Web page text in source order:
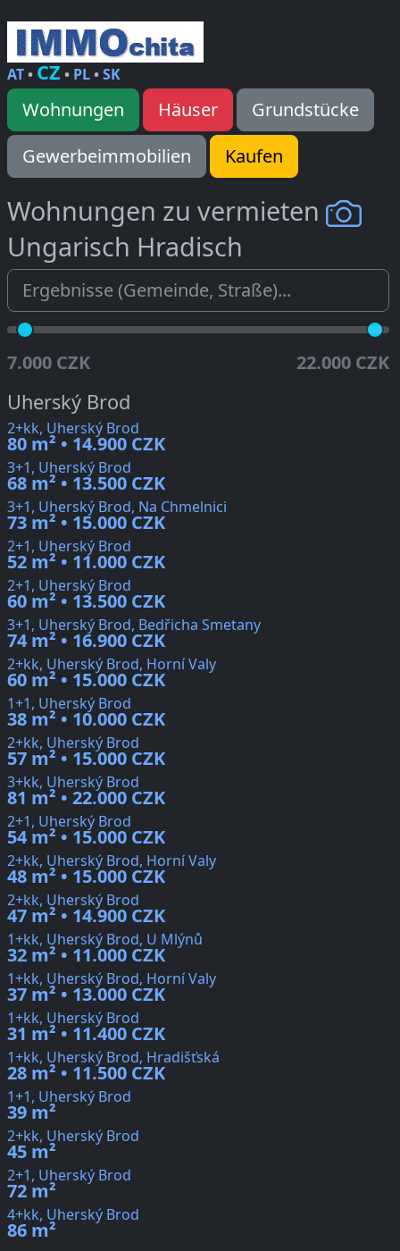
AT• CZ • PL•SK
Wohnungen Häuser
Grundstücke
Gewerbeimmobilien
Kaufen
Wohnungen zu vermieten
Ungarisch Hradisch
7.000 CZK 22.000 CZK
Uherský Brod
2+kk, Uherský Brod
80 m² • 14.900 CZK
3+1, Uherský Brod
68 m² • 13.500 CZK
3+1, Uherský Brod, Na Chmelnici
73 m² • 15.000 CZK
2+1, Uherský Brod
52 m² • 11.000 CZK
2+1, Uherský Brod
60 m² • 13.500 CZK
3+1, Uherský Brod, Bedřicha Smetany
74 m² • 16.900 CZK
2+kk, Uherský Brod, Horní Valy
60 m² • 15.000 CZK
1+1, Uherský Brod
38 m² • 10.000 CZK
2+kk, Uherský Brod
57 m² • 15.000 CZK
3+kk, Uherský Brod
81 m² • 22.000 CZK
2+1, Uherský Brod
54 m² • 15.000 CZK
2+kk, Uherský Brod, Horní Valy
48 m² • 15.000 CZK
2+kk, Uherský Brod
47 m² • 14.900 CZK
1+kk, Uherský Brod, U Mlýnů
32 m² • 11.000 CZK
1+kk, Uherský Brod, Horní Valy
37 m² • 13.000 CZK
1+kk, Uherský Brod
31 m² • 11.400 CZK
1+kk, Uherský Brod, Hradišťská
28 m² • 11.500 CZK
1+1, Uherský Brod
39 m²
2+kk, Uherský Brod
45 m²
2+1, Uherský Brod
72 m²
4+kk, Uherský Brod
86 m²